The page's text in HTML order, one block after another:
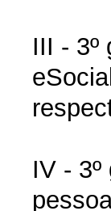
III - 3º
IV -